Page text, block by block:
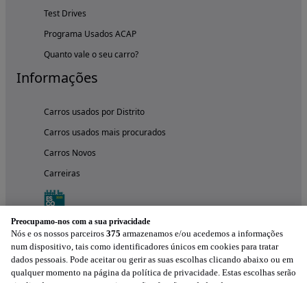
Test Drives
Programa Usados ACAP
Quanto vale o seu carro?
Informações
Carros usados por Distrito
Carros usados mais procurados
Carros Novos
Carreiras
Preocupamo-nos com a sua privacidade
Nós e os nossos parceiros 375 armazenamos e/ou acedemos a informações
num dispositivo, tais como identificadores únicos em cookies para tratar
dados pessoais. Pode aceitar ou gerir as suas escolhas clicando abaixo ou em
qualquer momento na página da política de privacidade. Estas escolhas serão